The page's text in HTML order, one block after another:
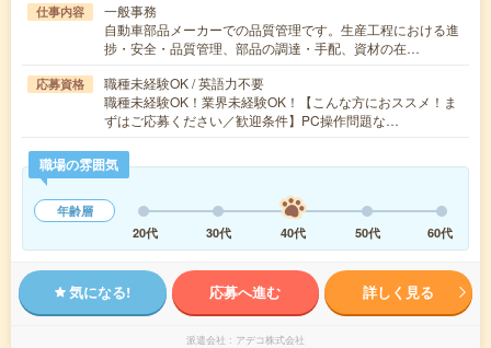
仕事内容
一般事務
自動車部品メーカーでの品質管理です。生産工程における進
捗・安全・品質管理、部品の調達・手配、資材の在…
応募資格
職種未経験OK / 英語力不要
職種未経験OK！業界未経験OK！【こんな方におススメ！ま
ずはご応募ください／歓迎条件】PC操作問題な…
職場の雰囲気
年齢層
20代
30代 40代 50代 60代
気になる! 応募へ進む 詳しく見る
派遣会社 アデコ株式会社